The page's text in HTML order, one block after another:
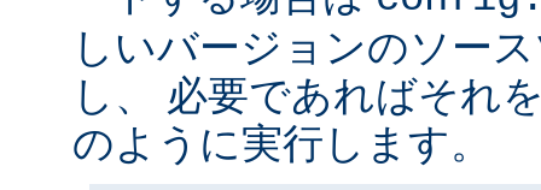
しいバージョンのソー
し、 必要であればそれ
のように実行します。